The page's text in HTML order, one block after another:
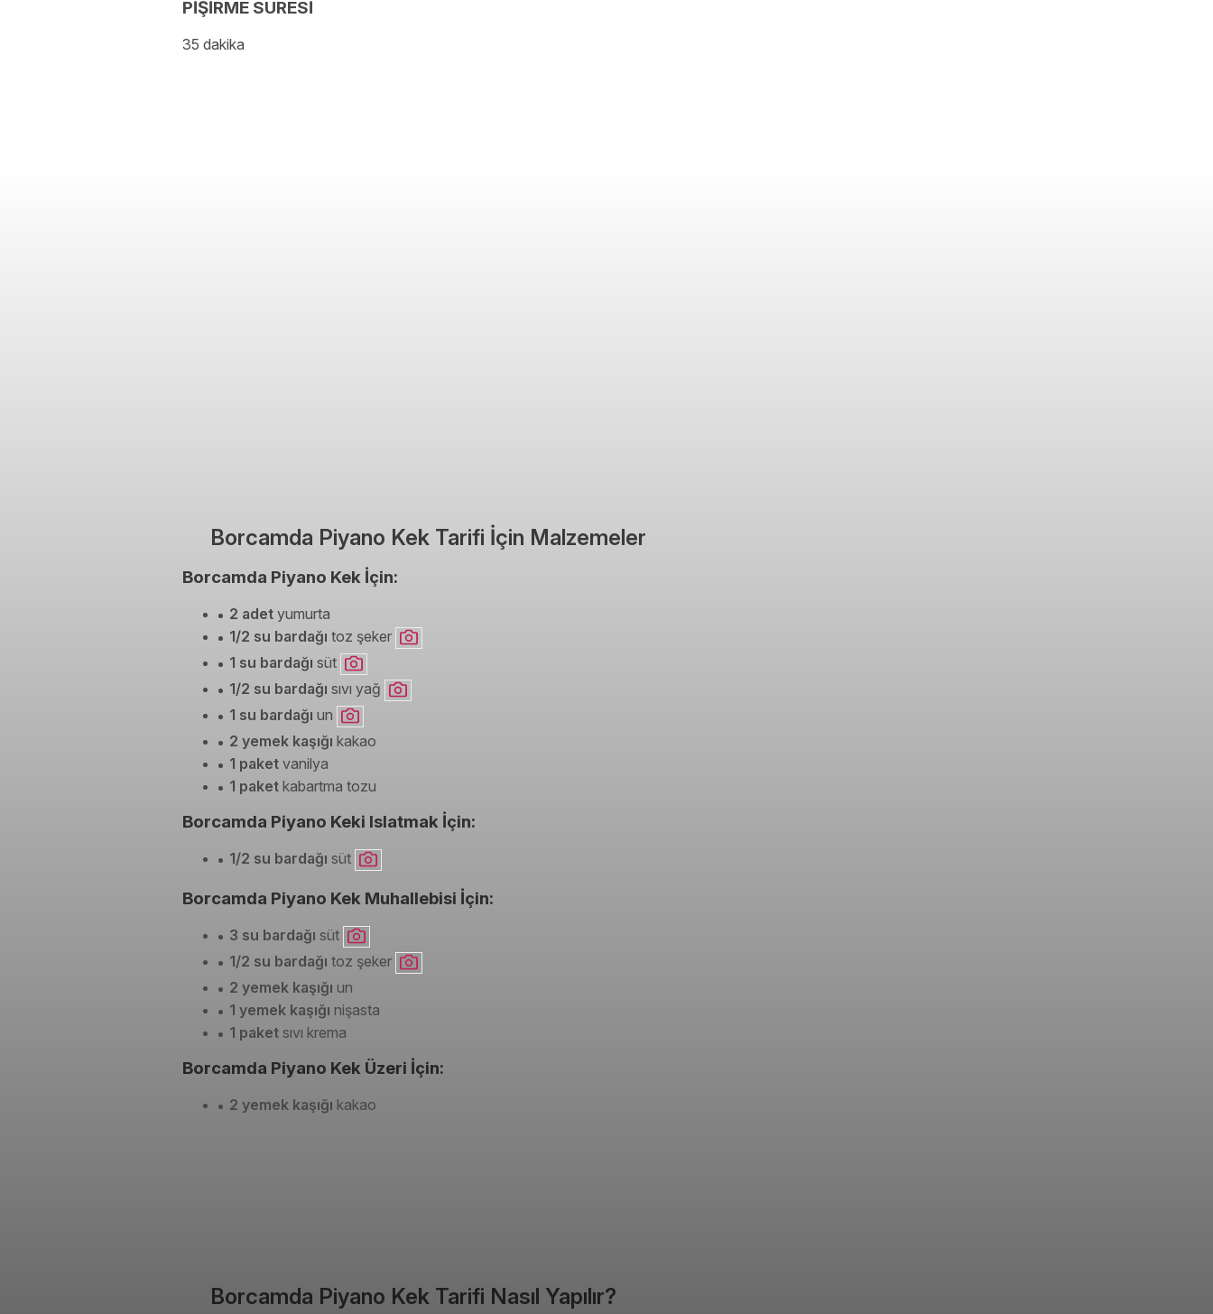
PİŞİRME SÜRESİ
35 dakika
Borcamda Piyano Kek Tarifi İçin Malzemeler
Borcamda Piyano Kek İçin:
2 adet yumurta
1/2 su bardağı toz şeker
1 su bardağı süt
1/2 su bardağı sıvı yağ
1 su bardağı un
2 yemek kaşığı kakao
1 paket vanilya
1 paket kabartma tozu
Borcamda Piyano Keki Islatmak İçin:
1/2 su bardağı süt
Borcamda Piyano Kek Muhallebisi İçin:
3 su bardağı süt
1/2 su bardağı toz şeker
2 yemek kaşığı un
1 yemek kaşığı nişasta
1 paket sıvı krema
Borcamda Piyano Kek Üzeri İçin:
2 yemek kaşığı kakao
Borcamda Piyano Kek Tarifi Nasıl Yapılır?